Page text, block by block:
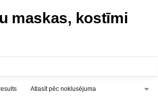
maskas, kostīmi